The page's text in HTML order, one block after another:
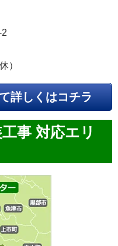
）
詳しくはコチラ
事 対応エリ